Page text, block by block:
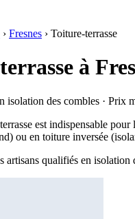
› Fresnes › Toiture-terrasse
à
isolation des combles · Prix
est indispensable
ou en toiture inversée
artisans qualifiés en